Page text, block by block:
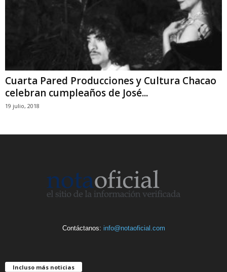
Cuarta Pared Producciones y Cultura Chacao
celebran cumpleaños de José...
19 julio, 2018
Contáctanos: info@notaoficial.com
Incluso más noticias